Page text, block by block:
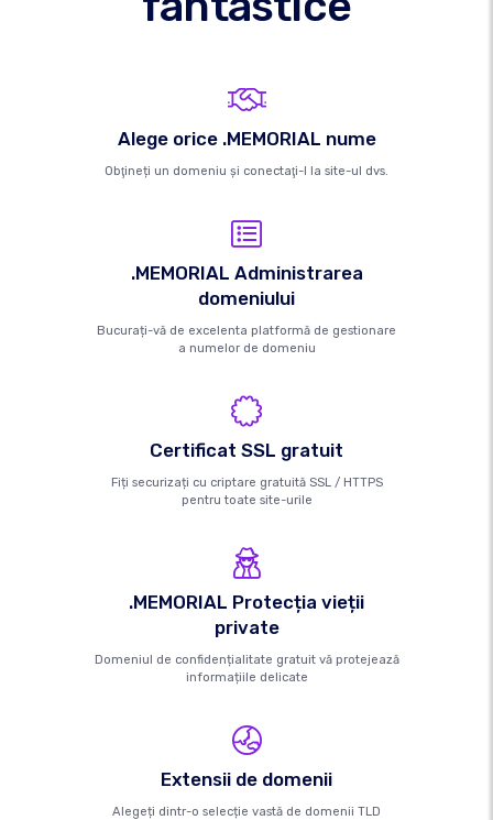
Alege orice .MEMORIAL nume
Obţineți un domeniu şi conectaţi-l la site-ul dvs.
.MEMORIAL Administrarea
domeniului
Bucurați-vă de excelenta platformă de gestionare
a numelor de domeniu
Certificat SSL gratuit
Fiți securizați cu criptare gratuită SSL / HTTPS
pentru toate site-urile
.MEMORIAL Protecția vieții
private
Domeniul de confidențialitate gratuit vă protejează
informațiile delicate
Extensii de domenii
Alegeți dintr-o selecție vastă de domenii TLD